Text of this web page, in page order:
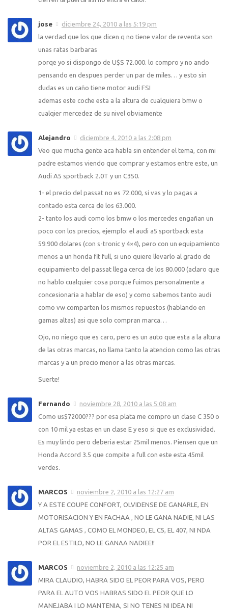
jose
diciembre 24, 2010 a las 5:19 pm
la verdad que los que dicen q no tiene valor de reventa son
unas ratas barbaras
porqe yo si dispongo de U$S 72.000. lo compro y no ando
pensando en despues perder un par de miles… y esto sin
dudas es un caño tiene motor audi FSI
ademas este coche esta a la altura de cualquiera bmw o
cualqier mercedez de su nivel obviamente
Alejandro
diciembre 4, 2010 a las 2:08 pm
Veo que mucha gente aca habla sin entender el tema, con mi
padre estamos viendo que comprar y estamos entre este, un
Audi A5 sportback 2.0T y un C350.
1- el precio del passat no es 72.000, si vas y lo pagas a
contado esta cerca de los 63.000.
2- tanto los audi como los bmw o los mercedes engañan un
poco con los precios, ejemplo: el audi a5 sportback esta
59.900 dolares (con s-tronic y 4×4), pero con un equipamiento
menos a un honda fit full, si uno quiere llevarlo al grado de
equipamiento del passat llega cerca de los 80.000 (aclaro que
no hablo cualquier cosa porque fuimos personalmente a
concesionaria a hablar de eso) y como sabemos tanto audi
como vw comparten los mismos repuestos (hablando en
gamas altas) asi que solo compran marca…
Ojo, no niego que es caro, pero es un auto que esta a la altura
de las otras marcas, no llama tanto la atencion como las otras
marcas y a un precio menor a las otras marcas.
Suerte!
Fernando
noviembre 28, 2010 a las 5:08 am
Como us$72000??? por esa plata me compro un clase C 350 o
con 10 mil ya estas en un clase E y eso si que es exclusividad.
Es muy lindo pero deberia estar 25mil menos. Piensen que un
Honda Accord 3.5 que compite a full con este esta 45mil
verdes.
MARCOS
noviembre 2, 2010 a las 12:27 am
Y A ESTE COUPE CONFORT, OLVIDENSE DE GANARLE, EN
MOTORISACION Y EN FACHAA , NO LE GANA NADIE, NI LAS
ALTAS GAMAS , COMO EL MONDEO, EL C5, EL 407, NI NDA
POR EL ESTILO, NO LE GANAA NADIEE!!
MARCOS
noviembre 2, 2010 a las 12:25 am
MIRA CLAUDIO, HABRA SIDO EL PEOR PARA VOS, PERO
PARA EL AUTO VOS HABRAS SIDO EL PEOR QUE LO
MANEJABA I LO MANTENIA, SI NO TENES NI IDEA NI